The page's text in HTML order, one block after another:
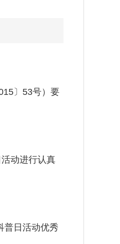
〕53号）要
动进行认真
普日活动优秀